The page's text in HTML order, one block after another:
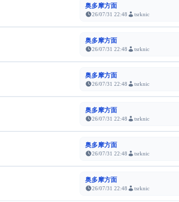
奥多摩方面
26/07/31 22:48 tsrknic
奥多摩方面
26/07/31 22:48 tsrknic
奥多摩方面
26/07/31 22:48 tsrknic
奥多摩方面
26/07/31 22:48 tsrknic
奥多摩方面
26/07/31 22:48 tsrknic
奥多摩方面
26/07/31 22:48 tsrknic